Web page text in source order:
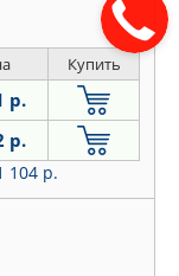
Купить
р.
р.
104 р.